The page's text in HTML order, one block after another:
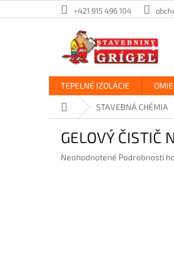
na
+421 915 496 104
TEPELNÉ IZOLÁCIE
DomovSTAVEBNÁ CHÉMIA
GELOVÝ ČISTIČ
Priemerné
Neohodnotené Podrobnosti